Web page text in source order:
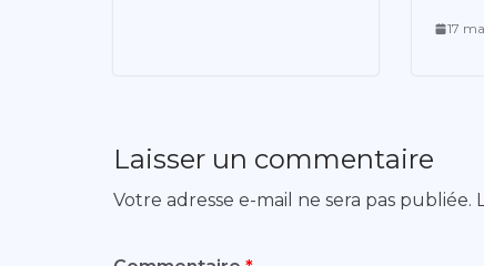
17
Laisser un commentaire
Votre adresse e-mail ne sera pas publiée.